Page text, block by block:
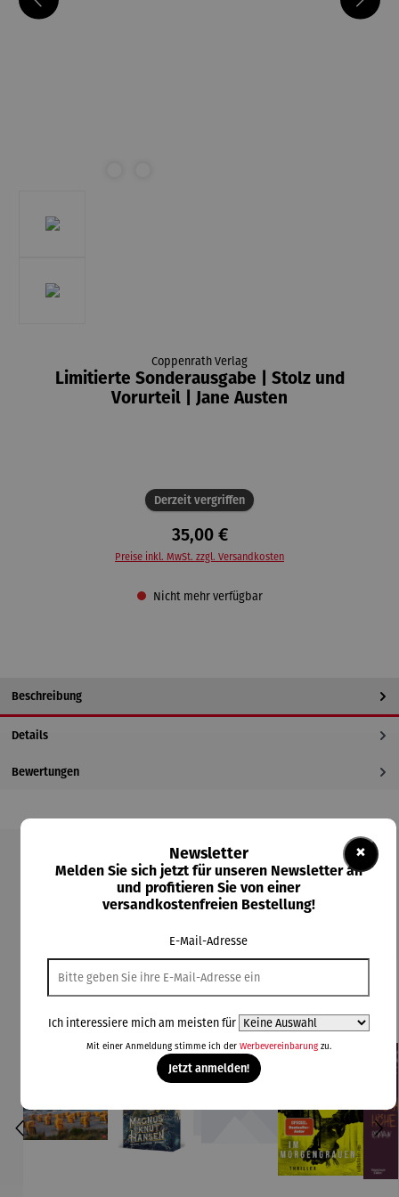
Coppenrath Verlag
Limitierte Sonderausgabe | Stolz und
Vorurteil | Jane Austen
Derzeit vergriffen
35,00 €
Preise inkl. MwSt. zzgl. Versandkosten
Nicht mehr verfügbar
Beschreibung
Details
Bewertungen
Produktgalerie überspringen
Kunden kauften auch
×
Newsletter
Melden Sie sich jetzt für unseren Newsletter an
und profitieren Sie von einer
versandkostenfreien Bestellung!
E-Mail-Adresse
Ich interessiere mich am meisten für
Mit einer Anmeldung stimme ich der Werbevereinbarungzu.
Jetzt anmelden!